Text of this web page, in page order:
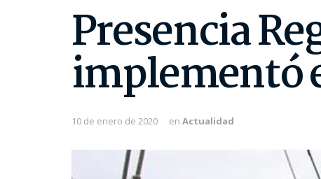
Presencia
implementó
10 de enero de 2020 en Actualidad